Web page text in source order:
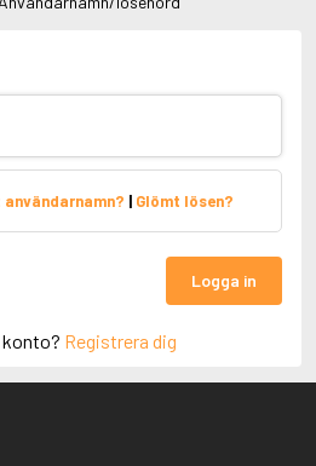
användarnamn? | Glömt lösen?
Logga in
konto? Registrera dig